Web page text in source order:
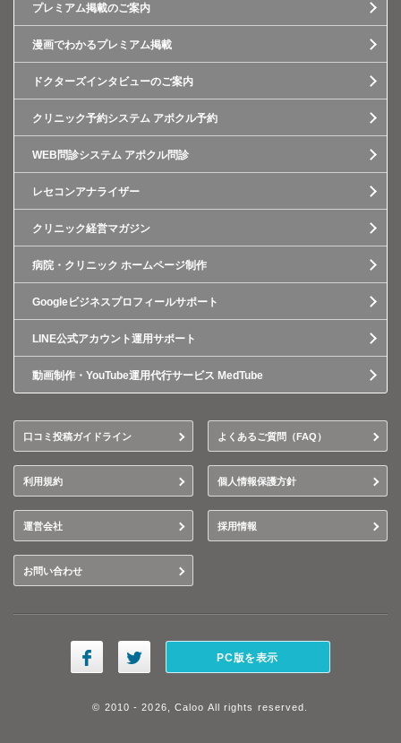
プレミアム掲載のご案内
漫画でわかるプレミアム掲載
ドクターズインタビューのご案内
クリニック予約システム アポクル予約
WEB問診システム アポクル問診
レセコンアナライザー
クリニック経営マガジン
病院・クリニック ホームページ制作
Googleビジネスプロフィールサポート
LINE公式アカウント運用サポート
動画制作・YouTube運用代行サービス MedTube
口コミ投稿ガイドライン よくあるご質問（FAQ）
利用規約 個人情報保護方針
運営会社 採用情報
お問い合わせ
PC版を表示
© 2010 - 2026, Caloo All rights reserved.